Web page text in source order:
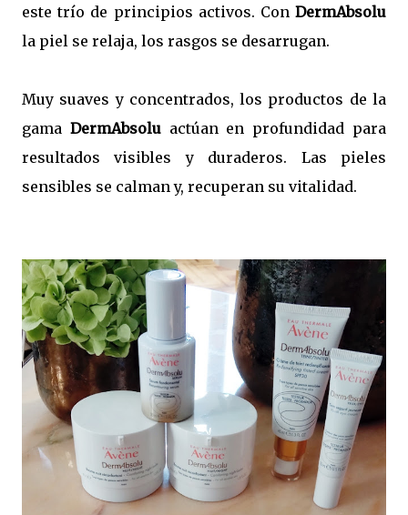
este trío de principios activos. Con DermAbsolu
la piel se relaja, los rasgos se desarrugan.
Muy suaves y concentrados, los productos de la
gama DermAbsolu actúan en profundidad para
resultados visibles y duraderos. Las pieles
sensibles se calman y, recuperan su vitalidad.